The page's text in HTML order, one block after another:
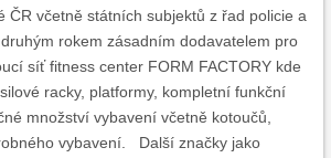
ČR včetně státních subjektů z řad policie a
rokem zásadním dodavatelem pro
síť fitness center FORM FACTORY kde
racky, platformy, kompletní funkční
množství vybavení včetně kotoučů,
vybavení. Další značky jako